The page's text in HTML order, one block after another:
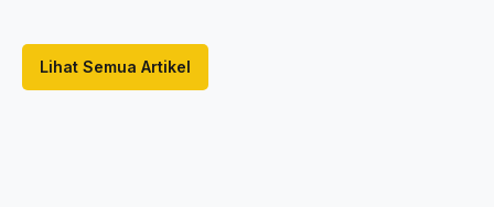
Lihat Semua Artikel